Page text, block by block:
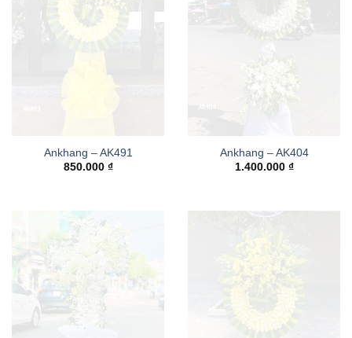
Ankhang – AK491
850.000 ₫
Ankhang – AK404
1.400.000 ₫